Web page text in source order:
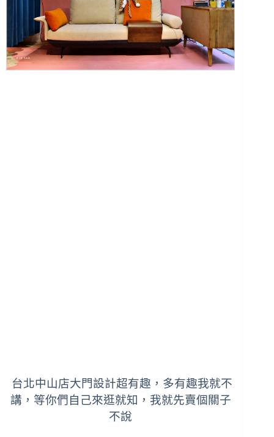
台北中山店大門設計超有趣，多有趣我就不
講，等你們自己來逛就知，我就先賣個關子
不說